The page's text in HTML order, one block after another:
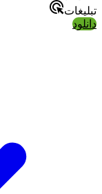
تبلیغات
دانلود